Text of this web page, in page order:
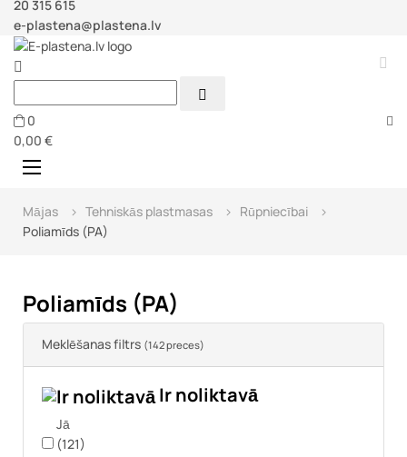
20 315 615
e-plastena@plastena.lv
 

0
0,00 €
Toggle
☰
Mājas Tehniskās plastmasas
Rūpniecībai
Poliamīds (PA)
Poliamīds (PA)
Meklēšanas filtrs (142 preces)
Ir noliktavā
Jā
(121)